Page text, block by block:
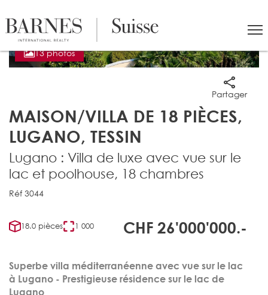
13 photos
MAISON/VILLA DE 18 PIÈCES,
LUGANO, TESSIN
Partager
Lugano : Villa de luxe avec vue sur le
lac et poolhouse, 18 chambres
Réf 3044
18.0 pièces 1 000 CHF 26'000'000.-
Superbe villa méditerranéenne avec vue sur le lac
à Lugano - Prestigieuse résidence sur le lac de
Lugano